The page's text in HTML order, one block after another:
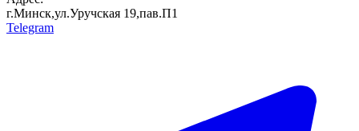
г.Минск,ул.Уручская 19,пав.П1
Telegram